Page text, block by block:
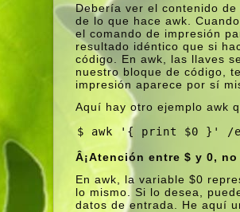
Deberí­a ver el contenido
de lo que hace awk.
el comando de impresión
resultado idéntico que si
código. En awk, las llaves
nuestro bloque de código,
impresión aparece por sí­
Aquí­ hay otro ejemplo awk
$ awk '{ print $0 }' /
Â¡Atención entre $ y 0,
En awk, la variable $0
lo mismo. Si lo desea,
datos de entrada. He aquí­